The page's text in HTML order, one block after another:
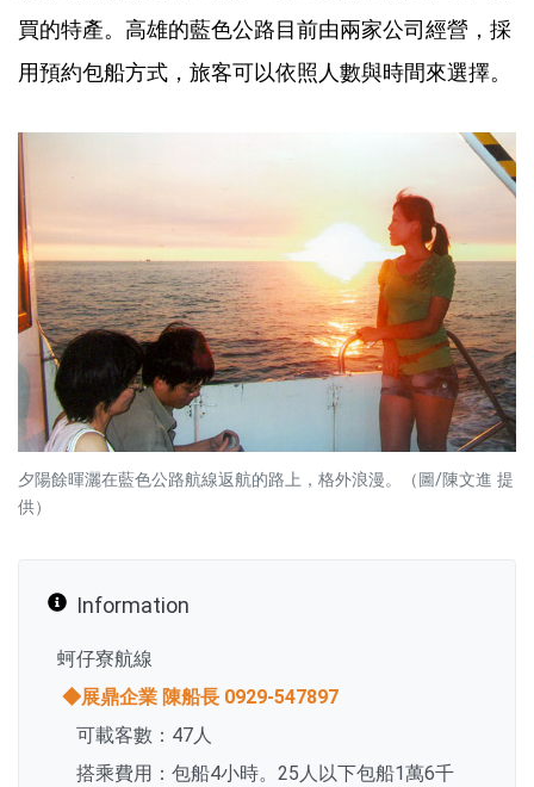
買的特產。高雄的藍色公路目前由兩家公司經營，採
用預約包船方式，旅客可以依照人數與時間來選擇。
夕陽餘暉灑在藍色公路航線返航的路上，格外浪漫。（圖/陳文進 提
供）
Information
蚵仔寮航線
◆展鼎企業 陳船長 0929-547897
可載客數：47人
搭乘費用：包船4小時。25人以下包船1萬6千